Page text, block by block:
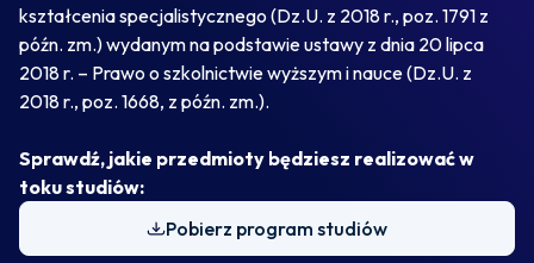
kształcenia specjalistycznego (Dz.U. z 2018 r., poz. 1791 z
późn. zm.) wydanym na podstawie ustawy z dnia 20 lipca
2018 r. – Prawo o szkolnictwie wyższym i nauce (Dz.U. z
2018 r., poz. 1668, z późn. zm.).
Sprawdź, jakie przedmioty będziesz realizować w
toku studiów:
Pobierz program studiów